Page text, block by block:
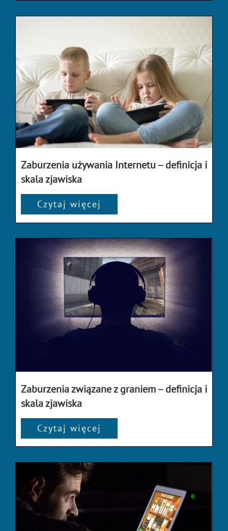
Zaburzenia używania Internetu – definicja i
skala zjawiska
Czytaj więcej
Zaburzenia związane z graniem – definicja i
skala zjawiska
Czytaj więcej